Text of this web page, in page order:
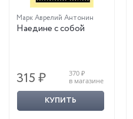
Марк Аврелий Антонин
Наедине с собой
315 ₽
370 ₽
в магазине
КУПИТЬ